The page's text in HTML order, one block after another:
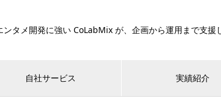
ンタメ開発に強い CoLabMix が、企画から運用まで支援
自社サービス 実績紹介